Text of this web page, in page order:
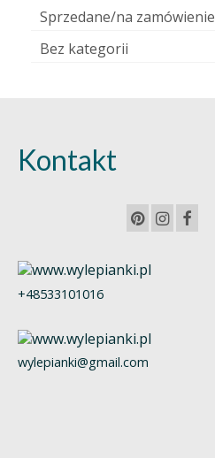
Sprzedane/na zamówienie
Bez kategorii
Kontakt
+48533101016
wylepianki@gmail.com